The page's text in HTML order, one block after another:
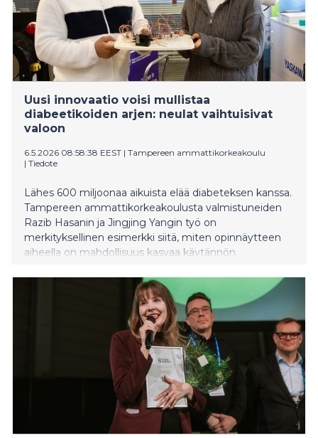
Uusi innovaatio voisi mullistaa
diabeetikoiden arjen: neulat vaihtuisivat
valoon
6.5.2026 08:58:38 EEST | Tampereen ammattikorkeakoulu
| Tiedote
Lähes 600 miljoonaa aikuista elää diabeteksen kanssa.
Tampereen ammattikorkeakoulusta valmistuneiden
Razib Hasanin ja Jingjing Yangin työ on
merkityksellinen esimerkki siitä, miten opinnäytteen
aiheella on mahdollisuus kasvaa käytännön
vaikuttavuutta. Projektin pyrkimyksenä on kehittää
laite, jolla diabeetikot pystyisivät seuraamaan
verensokeritasoaan valon avulla, ilman neuloja.